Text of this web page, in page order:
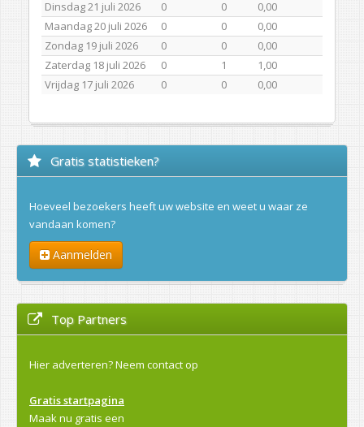
Dinsdag 21 juli 2026
0 0
0,00
Maandag 20 juli 2026
0 0
0,00
Zondag 19 juli 2026
0 0
0,00
Zaterdag 18 juli 2026
0 1
1,00
Vrijdag 17 juli 2026
0 0 0,00
Gratis statistieken?
Hoeveel bezoekers heeft uw website en weet u waar ze
vandaan komen?
Aanmelden
Top Partners
Hier adverteren?Neem contact op
Gratis startpagina
Maak nu gratis een